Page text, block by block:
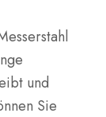
und
Sie